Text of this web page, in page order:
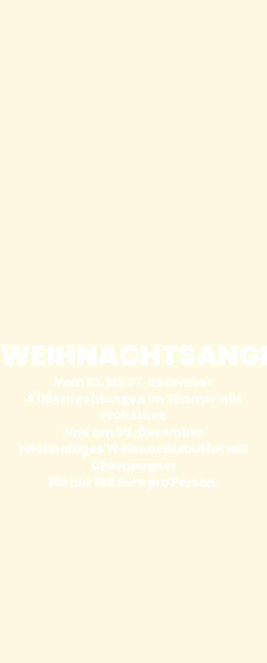
Vom 23. bis 27. Dezember
4 Übernachtungen im Zimmer mit
Frühstück
Und am 25. Dezember
reichhaltiges Weihnachtsbuffet mit
Champagner
für nur 149 Euro pro Person.